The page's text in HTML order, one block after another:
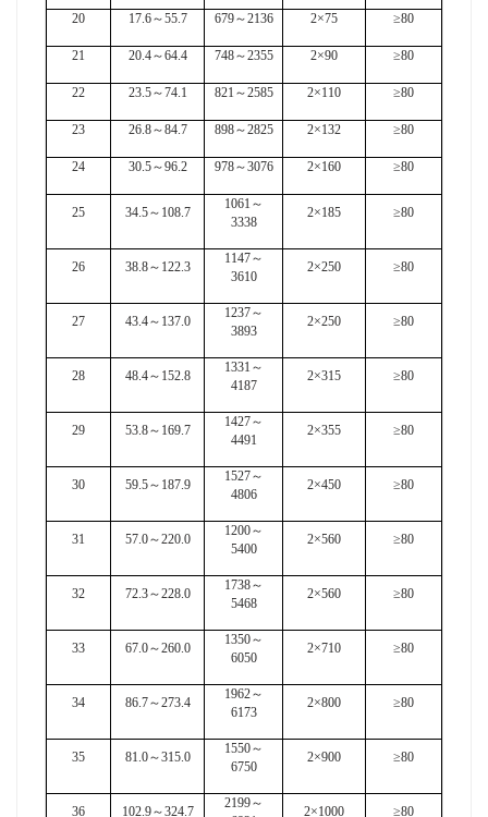
20 17.6～55.7 679～2136 2×75 ≥80
21 20.4～64.4 748～2355 2×90 ≥80
22 23.5～74.1 821 ～2585 2×110 ≥80
23 26.8～84.7 898～2825 2×132 ≥80
24 30.5～96.2 978～3076 2×160 ≥80
25 34.5～ 108.7
1061 ～
3338
2×185 ≥80
26 38.8～ 122.3
1147～
3610
2×250 ≥80
27 43.4～ 137.0
1237～
3893
2×250 ≥80
28 48.4～ 152.8
1331 ～
4187
2×315 ≥80
29 53.8～ 169.7
1427～
4491
2×355 ≥80
30 59.5～ 187.9
1527～
4806
2×450 ≥80
31 57.0～220.0
1200～
5400
2×560 ≥80
32 72.3～228.0
1738～
5468
2×560 ≥80
33 67.0～260.0
1350～
6050
2×710 ≥80
34 86.7～273.4
1962～
6173
2×800 ≥80
35 81.0～315.0
1550～
6750
2×900 ≥80
36 102.9～324.7
2199～
2×1000 ≥80